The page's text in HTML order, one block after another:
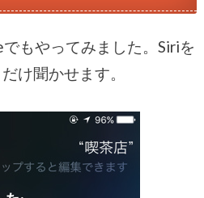
もやってみました。Siriを
け聞かせます。